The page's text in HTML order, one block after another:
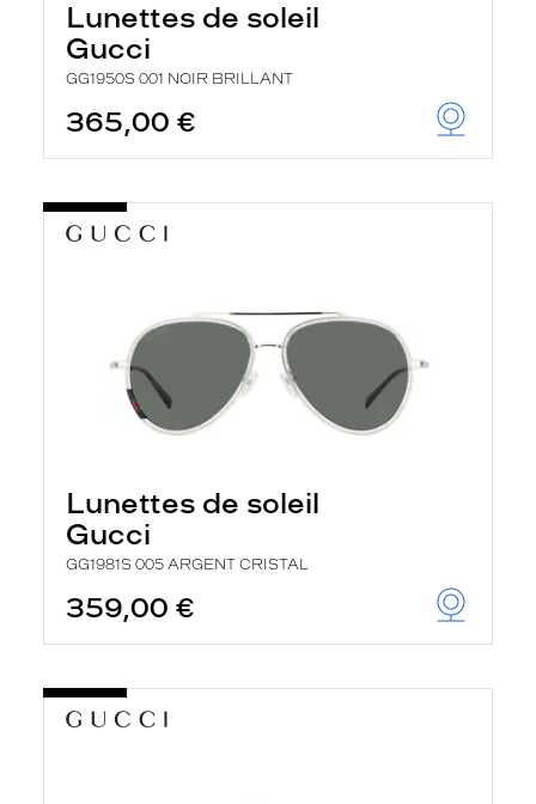
Lunettes de soleil
Gucci
GG1950S 001 NOIR BRILLANT
365,00 €
Lunettes de soleil
Gucci
GG1981S 005 ARGENT CRISTAL
359,00 €